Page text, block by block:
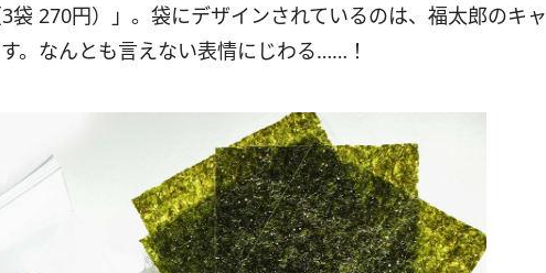
袋 270円）」。袋にデザインされているのは、福太郎のキャ
。なんとも言えない表情にじわる……！